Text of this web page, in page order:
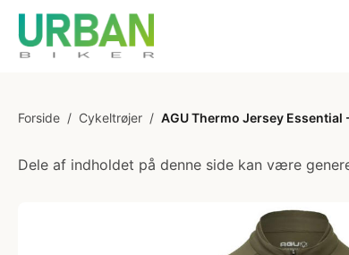
Forside / Cykeltrøjer / AGU Thermo Jersey
Dele af indholdet på denne side kan være